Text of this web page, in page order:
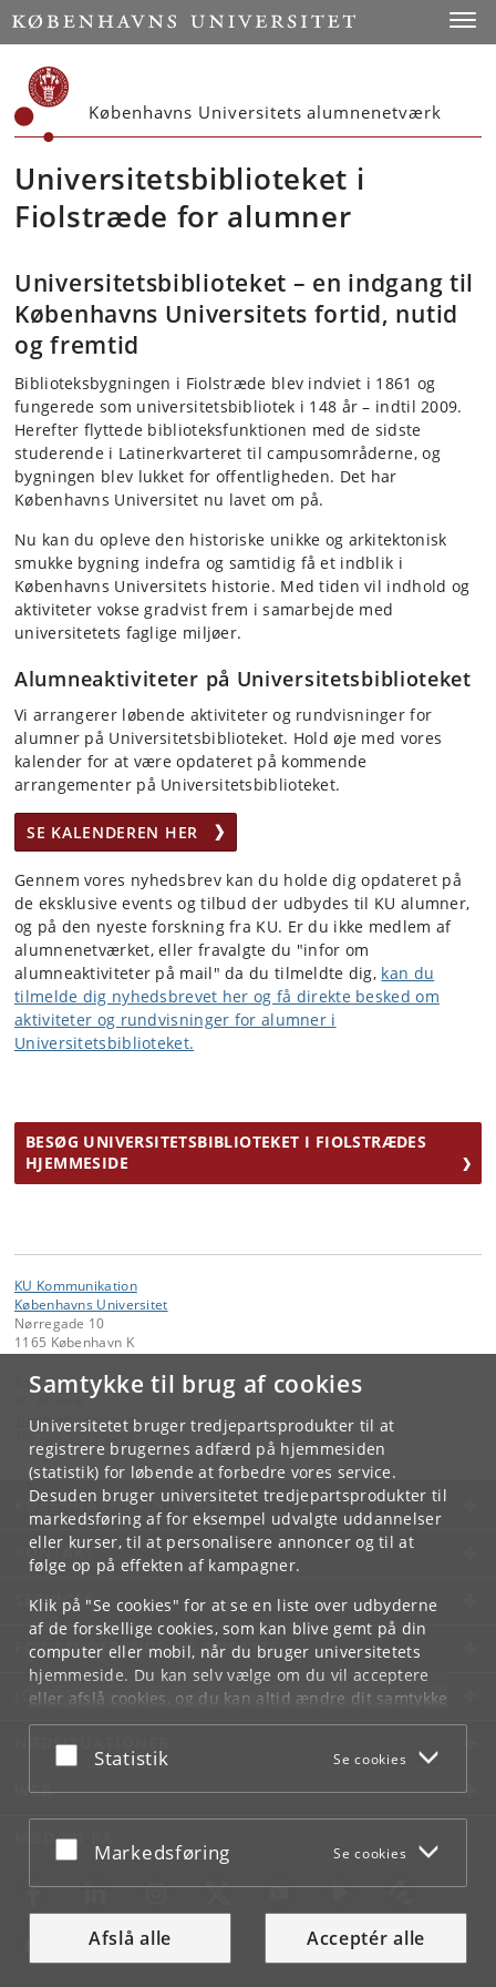
Samtykke til brug af cookies
Universitetet bruger tredjepartsprodukter til at
registrere brugernes adfærd på hjemmesiden
(statistik) for løbende at forbedre vores service.
Desuden bruger universitetet tredjepartsprodukter til
markedsføring af for eksempel udvalgte uddannelser
eller kurser, til at personalisere annoncer og til at
følge op på effekten af kampagner.
Klik på "Se cookies" for at se en liste over udbyderne
af de forskellige cookies, som kan blive gemt på din
computer eller mobil, når du bruger universitetets
hjemmeside. Du kan selv vælge om du vil acceptere
eller afslå cookies, og du kan altid ændre dit samtykke
underCookie- og privatlivspolitiksom du finder i
bunden af hver side.
Acceptér eller afslå
Statistik Se cookies
Acceptér eller afslå
Markedsføring Se cookies
Afslå alle Acceptér alle
Start
Københavns Universitets alumnenetværk
Universitetsbiblioteket i
Fiolstræde for alumner
Universitetsbiblioteket – en indgang til
Københavns Universitets fortid, nutid
og fremtid
Biblioteksbygningen i Fiolstræde blev indviet i 1861 og
fungerede som universitetsbibliotek i 148 år – indtil 2009.
Herefter flyttede biblioteksfunktionen med de sidste
studerende i Latinerkvarteret til campusområderne, og
bygningen blev lukket for offentligheden. Det har
Københavns Universitet nu lavet om på.
Nu kan du opleve den historiske unikke og arkitektonisk
smukke bygning indefra og samtidig få et indblik i
Københavns Universitets historie. Med tiden vil indhold og
aktiviteter vokse gradvist frem i samarbejde med
universitetets faglige miljøer.
Alumneaktiviteter på Universitetsbiblioteket
Vi arrangerer løbende aktiviteter og rundvisninger for
alumner på Universitetsbiblioteket. Hold øje med vores
kalender for at være opdateret på kommende
arrangementer på Universitetsbiblioteket.
SE KALENDEREN HER
Gennem vores nyhedsbrev kan du holde dig opdateret på
de eksklusive events og tilbud der udbydes til KU alumner,
og på den nyeste forskning fra KU. Er du ikke medlem af
alumnenetværket, eller fravalgte du "infor om
alumneaktiviteter på mail" da du tilmeldte dig, kan du
tilmelde dig nyhedsbrevet her og få direkte besked om
aktiviteter og rundvisninger for alumner i
Universitetsbiblioteket.
BESØG UNIVERSITETSBIBLIOTEKET I FIOLSTRÆDES
HJEMMESIDE
KU Kommunikation
Københavns Universitet
Nørregade 10
1165 København K
Kontakt:
alumne@adm.ku.dk
KØBENHAVNS UNIVERSITET
KONTAKT
SERVICES
FOR STUDERENDE OG ANSATTE
JOB OG KARRIERE
NØDSITUATIONER
WEB
MØD KU PÅ